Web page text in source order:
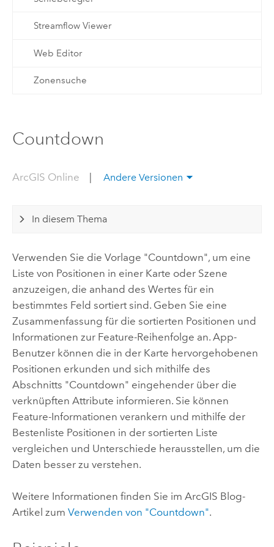
Streamflow Viewer
Web Editor
Zonensuche
Countdown
ArcGIS Online Andere Versionen
In diesem Thema
Verwenden Sie die Vorlage "Countdown", um eine
Liste von Positionen in einer Karte oder Szene
anzuzeigen, die anhand des Wertes für ein
bestimmtes Feld sortiert sind. Geben Sie eine
Zusammenfassung für die sortierten Positionen und
Informationen zur Feature-Reihenfolge an. App-
Benutzer können die in der Karte hervorgehobenen
Positionen erkunden und sich mithilfe des
Abschnitts "Countdown" eingehender über die
verknüpften Attribute informieren. Sie können
Feature-Informationen verankern und mithilfe der
Bestenliste Positionen in der sortierten Liste
vergleichen und Unterschiede herausstellen, um die
Daten besser zu verstehen.
Weitere Informationen finden Sie im ArcGIS Blog-
Artikel zum Verwenden von "Countdown".